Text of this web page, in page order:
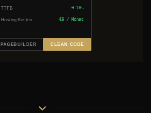
TTFB 0.18s
Hosting-Kosten €9 / Monat
PAGEBUILDER CLEAN CODE